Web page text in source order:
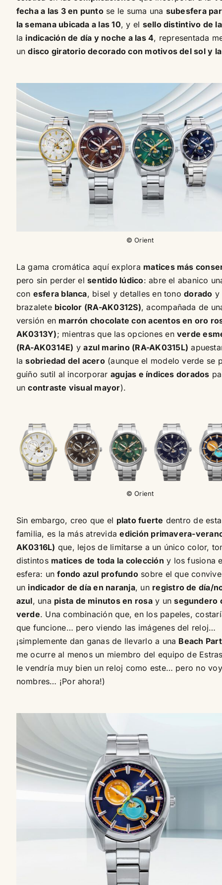
fecha a las 3 en puntose le suma una subesfera
la semana ubicada a las 10, y el sello distintivo de
la indicación de día y noche a las 4, representada
undisco giratorio decorado con motivos del sol y
© Orient
La gama cromática aquí explora matices más
pero sin perder elsentido lúdico: abre el abanico
con esfera blanca, bisel y detalles en tonodorado y
brazalete bicolor (RA-AK0312S), acompañada de
versión en marrón chocolate con acentos en oro
AK0313Y); mientras que las opciones enverde
(RA-AK0314E) yazul marino (RA-AK0315L)
lasobriedad del acero(aunque el modelo verde se
guiño sutil al incorporar agujas e índices dorados
uncontraste visual mayor).
© Orient
Sin embargo, creo que el plato fuerte dentro de
familia, es la más atrevidaedición primavera-
AK0316L) que, lejos de limitarse a un único color,
distintos matices de toda la colección y los fusiona
esfera: unfondo azul profundosobre el que
un indicador de día en naranja, un registro de día/
azul, una pista de minutos en rosay unsegundero
verde. Una combinación que, en los papeles,
que funcione… pero viendo las imágenes del reloj…
¡simplemente dan ganas de llevarlo a una Beach
me ocurre al menos un miembro del equipo de
le vendría muy bien un reloj como este… pero no
nombres… ¡Por ahora!)